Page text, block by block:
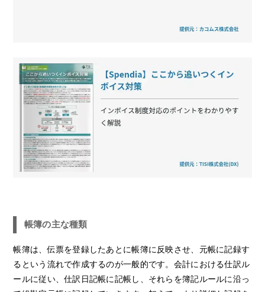
帳簿の主な種類
帳簿は、伝票を登録したあとに帳簿に反映させ、元帳に記録す
るという流れで作成するのが一般的です。会計における仕訳ル
ールに従い、仕訳日記帳に記帳し、それらを簿記ルールに沿っ